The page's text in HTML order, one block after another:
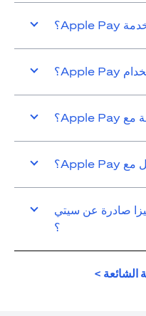
صادرة عن سيتي
؟
الشائعة >